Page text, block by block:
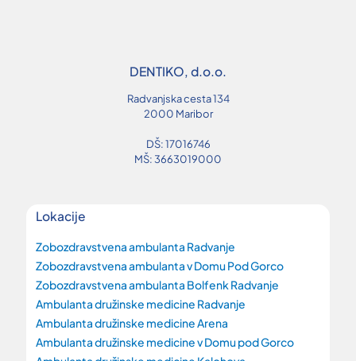
DENTIKO, d.o.o.
Radvanjska cesta 134
2000 Maribor
DŠ: 17016746
MŠ: 3663019000
Lokacije
Zobozdravstvena ambulanta Radvanje
Zobozdravstvena ambulanta v Domu Pod Gorco
Zobozdravstvena ambulanta Bolfenk Radvanje
Ambulanta družinske medicine Radvanje
Ambulanta družinske medicine Arena
Ambulanta družinske medicine v Domu pod Gorco